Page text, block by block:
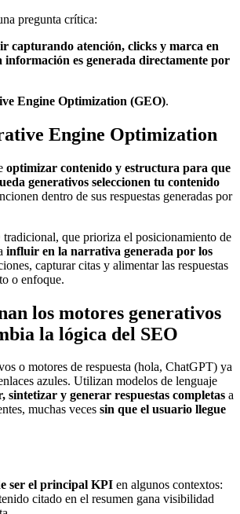
pregunta crítica:
capturando atención, clicks y marca en
información es generada directamente por
Engine Optimization (GEO).
Engine Optimization
optimizar contenido y estructura para que
generativos seleccionen tu contenido
dentro de sus respuestas generadas por
que prioriza el posicionamiento de
influir en la narrativa generada por los
capturar citas y alimentar las respuestas
o enfoque.
los motores generativos
la lógica del SEO
o motores de respuesta (hola, ChatGPT) ya
azules. Utilizan modelos de lenguaje
sintetizar y generar respuestas completas a
muchas veces sin que el usuario llegue
ser el principal KPI en algunos contextos:
citado en el resumen gana visibilidad